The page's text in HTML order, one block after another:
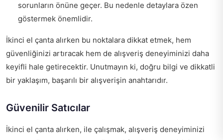
sorunların önüne geçer. Bu nedenle detaylara özen
göstermek önemlidir.
İkinci el çanta alırken bu noktalara dikkat etmek, hem
güvenliğinizi artıracak hem de alışveriş deneyiminizi daha
keyifli hale getirecektir. Unutmayın ki, doğru bilgi ve dikkatli
bir yaklaşım, başarılı bir alışverişin anahtarıdır.
Güvenilir Satıcılar
İkinci el çanta alırken, ile çalışmak, alışveriş deneyiminizi